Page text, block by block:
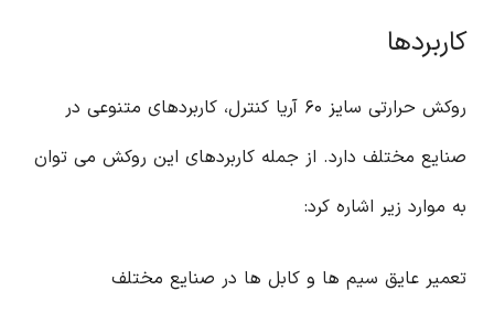
کاربردها
روکش حرارتی سایز ۶۰ آریا کنترل، کاربردهای متنوعی در
صنایع مختلف دارد. از جمله کاربردهای این روکش می توان
به موارد زیر اشاره کرد:
تعمیر عایق سیم ها و کابل ها در صنایع مختلف